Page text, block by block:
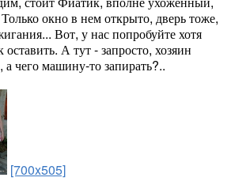
окно в нем открыто, дверь тоже,
Вот, у нас попробуйте хотя
А тут - запросто, хозяин
а чего машину-то запирать?..
[700x505]